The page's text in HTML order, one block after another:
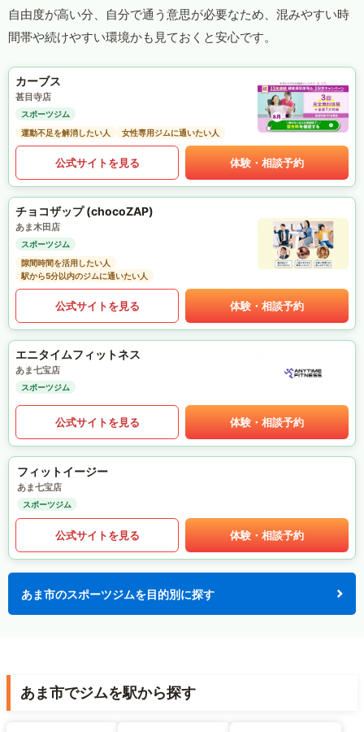
自由度が高い分、自分で通う意思が必要なため、混みやすい時
間帯や続けやすい環境かも見ておくと安心です。
カーブス
甚目寺店
スポーツジム
運動不足を解消したい人
女性専用ジムに通いたい人
公式サイトを見る 体験・相談予約
チョコザップ (chocoZAP)
あま木田店
スポーツジム
隙間時間を活用したい人
駅から5分以内のジムに通いたい人
公式サイトを見る 体験・相談予約
エニタイムフィットネス
あま七宝店
スポーツジム
公式サイトを見る 体験・相談予約
フィットイージー
あま七宝店
スポーツジム
公式サイトを見る 体験・相談予約
あま市のスポーツジムを目的別に探す
あま市でジムを駅から探す